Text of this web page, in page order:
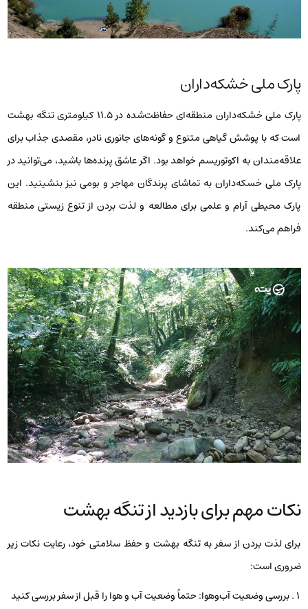
پارک ملی خشکه‌داران
پارک ملی خشکه‌داران منطقه‌ای حفاظت‌شده در ۱۱.۵ کیلومتری تنگه بهشت
است که با پوشش گیاهی متنوع و گونه‌های جانوری نادر، مقصدی جذاب برای
علاقه‌مندان به اکوتوریسم خواهد بود. اگر عاشق پرنده‌ها باشید، می‌توانید در
پارک ملی خسکه‌داران به تماشای پرندگان مهاجر و بومی نیز بنشینید. این
پارک محیطی آرام و علمی برای مطالعه و لذت بردن از تنوع زیستی منطقه
فراهم می‌کند.
نکات مهم برای بازدید از تنگه بهشت
برای لذت بردن از سفر به تنگه بهشت ​​و حفظ سلامتی خود، رعایت نکات زیر
ضروری است:
بررسی وضعیت آب‌وهوا: حتماً وضعیت آب و هوا را قبل از سفر بررسی کنید